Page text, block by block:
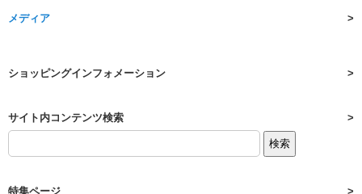
メディア
ショッピングインフォメーション
サイト内コンテンツ検索
特集ページ